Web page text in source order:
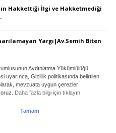
Aydınlatma Yükümlülüğü
uyarınca, Gizlilik politikasında belirtilen
mevzuata uygun çerezler
Daha fazla bilgi için tıklayın
Tamam
Hakkettiği İlgi ve Hakketmediği
Yargı|Av.Semih Biten
Duygusal Zekâ ile Çocuk
Ka..
Erarslan..